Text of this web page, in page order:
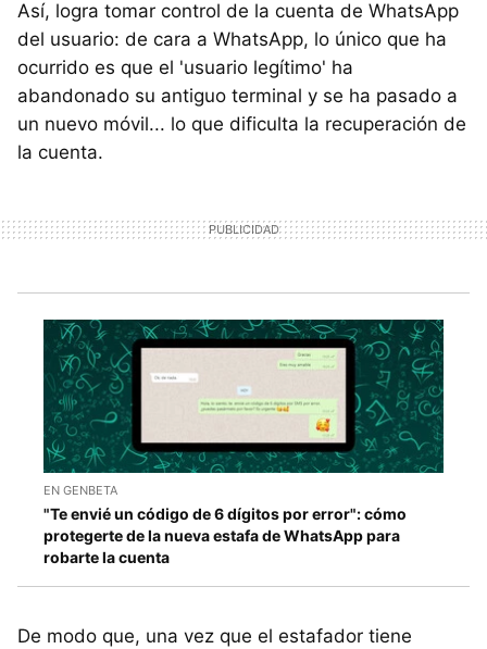
Así, logra tomar control de la cuenta de WhatsApp
del usuario: de cara a WhatsApp, lo único que ha
ocurrido es que el 'usuario legítimo' ha
abandonado su antiguo terminal y se ha pasado a
un nuevo móvil... lo que dificulta la recuperación de
la cuenta.
EN GENBETA
"Te envié un código de 6 dígitos por error": cómo
protegerte de la nueva estafa de WhatsApp para
robarte la cuenta
De modo que, una vez que el estafador tiene